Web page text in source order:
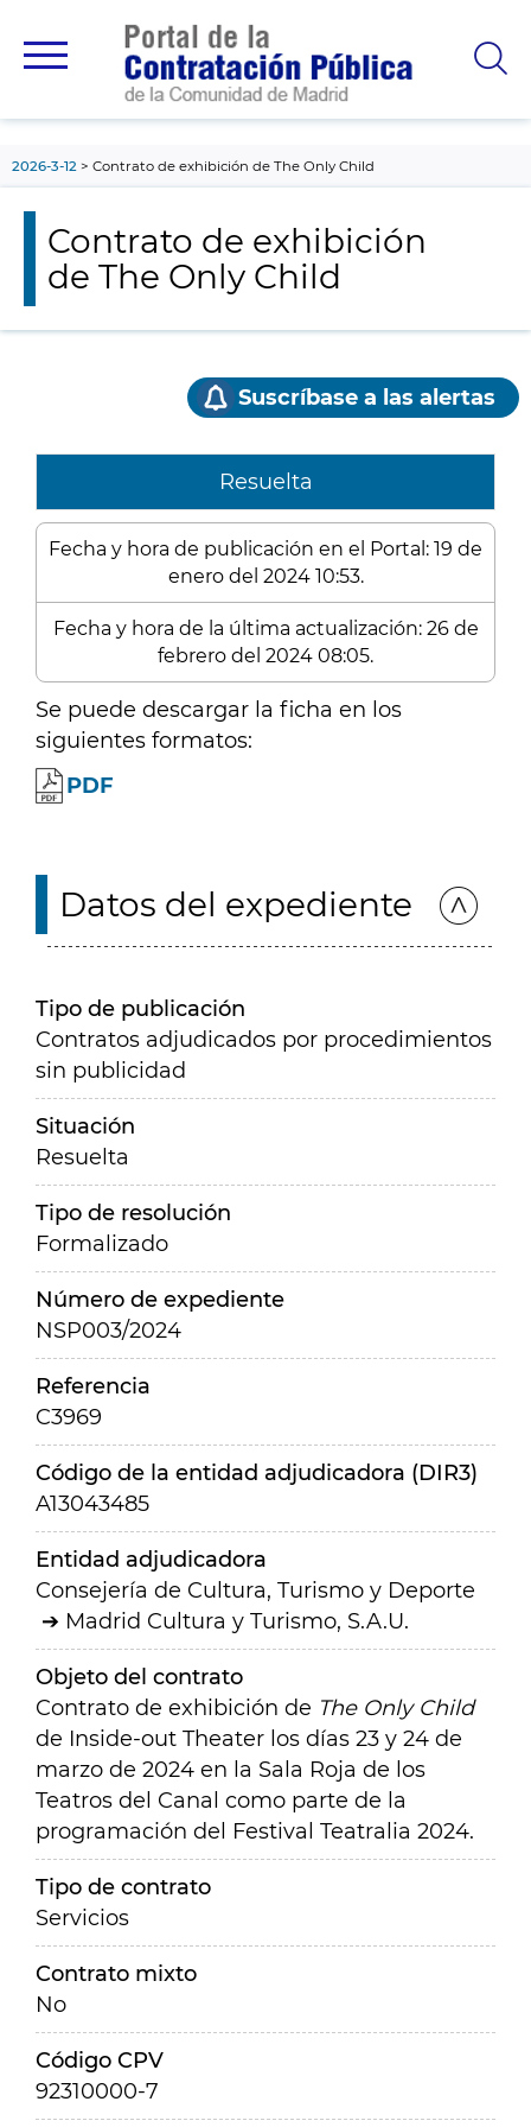
principal
2026-3-12 Contrato de exhibición de The Only Child
Contrato de exhibición
de The Only Child
Suscríbase a las alertas
Resuelta
Fecha y hora de publicación en el Portal: 19 de
enero del 2024 10:53.
Fecha y hora de la última actualización: 26 de
febrero del 2024 08:05.
Se puede descargar la ficha en los
siguientes formatos:
PDF
Datos del expediente
Tipo de publicación
Contratos adjudicados por procedimientos
sin publicidad
Situación
Resuelta
Tipo de resolución
Formalizado
Número de expediente
NSP003/2024
Referencia
C3969
Código de la entidad adjudicadora (DIR3)
A13043485
Entidad adjudicadora
Consejería de Cultura, Turismo y Deporte
Madrid Cultura y Turismo, S.A.U.
Objeto del contrato
Contrato de exhibición de The Only Child
de Inside-out Theater los días 23 y 24 de
marzo de 2024 en la Sala Roja de los
Teatros del Canal como parte de la
programación del Festival Teatralia 2024.
Tipo de contrato
Servicios
Contrato mixto
No
Código CPV
92310000-7